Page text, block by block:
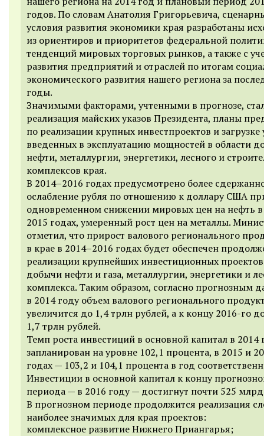
годов.По словам Анатолия Григорьевича,
условия развития экономики края разработаны
из ориентиров и приоритетов федеральной
тенденций мировых торговых рынков, а также с
развития предприятий и отраслей по итогам
экономического развития нашего региона за
годы.
Значимыми факторами, учтенными в прогнозе,
реализация майских указов Президента, планы
по реализации крупных инвестпроектов и загрузке
введенных в эксплуатацию мощностей в области
нефти, металлургии, энергетики, лесного и
комплексов края.
В 2014–2016 годах предусмотрено более
ослабление рубля по отношению к доллару США
одновременном снижении мировых цен на нефть
2015 годах, умеренный рост цен на металлы.
отметил, что прирост валового регионального
в крае в 2014–2016 годах будет обеспечен
реализации крупнейших инвестиционных
добычи нефти и газа, металлургии, энергетики и
комплекса. Таким образом, согласно прогнозным
в 2014 году объем валового регионального
увеличится до 1,4 трлн рублей, а к концу2016-го
1,7 трлн рублей.
Темп роста инвестиций в основной капитал в 2014
запланирован на уровне 102,1 процента, в 2015 и
годах — 103,2 и 104,1 процента в год
Инвестиции в основной капитал к концу
периода — в 2016 году — достигнут почти 525
В прогнозном периоде продолжится реализация
наиболее значимых для края проектов:
комплексное развитие Нижнего Приангарья;